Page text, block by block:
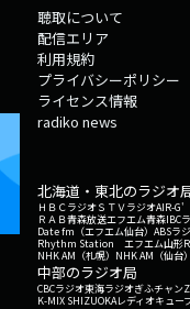
聴取について
配信エリア
利用規約
プライバシーポリシー
ライセンス情報
radiko news
北海道・東北のラジオ
ＨＢＣラジオＳＴＶラジオAIR-G'
ＲＡＢ青森放送エフエム青森IBC
Date fm（エフエム仙台） ABSラ
Rhythm Station エフエム山形
NHK AM（札幌） NHK AM（仙台
中部のラジオ局
CBCラジオ東海ラジオぎふチャン
K-MIX SHIZUOKAレディオキュー